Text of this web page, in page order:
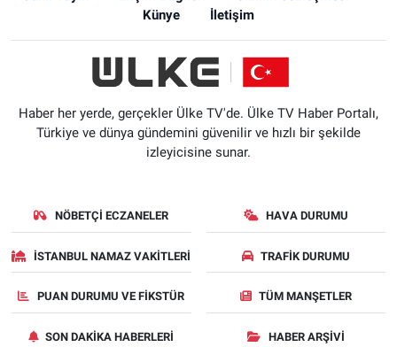
Künye
İletişim
Haber her yerde, gerçekler Ülke TV'de. Ülke TV Haber Portalı,
Türkiye ve dünya gündemini güvenilir ve hızlı bir şekilde
izleyicisine sunar.
NÖBETÇI ECZANELER HAVA DURUMU
İSTANBUL NAMAZ VAKITLERI TRAFIK DURUMU
PUAN DURUMU VE FIKSTÜR TÜM MANŞETLER
SON DAKIKA HABERLERI HABER ARŞIVI